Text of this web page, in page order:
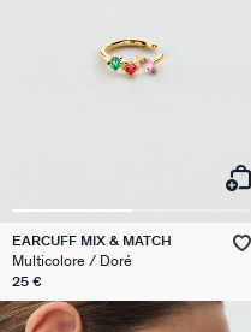
EARCUFF MIX & MATCH
Multicolore / Doré
25 €